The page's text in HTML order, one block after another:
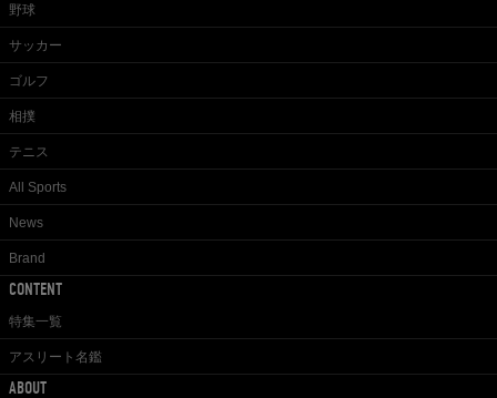
野球
サッカー
ゴルフ
相撲
テニス
All Sports
News
Brand
CONTENT
特集一覧
アスリート名鑑
ABOUT